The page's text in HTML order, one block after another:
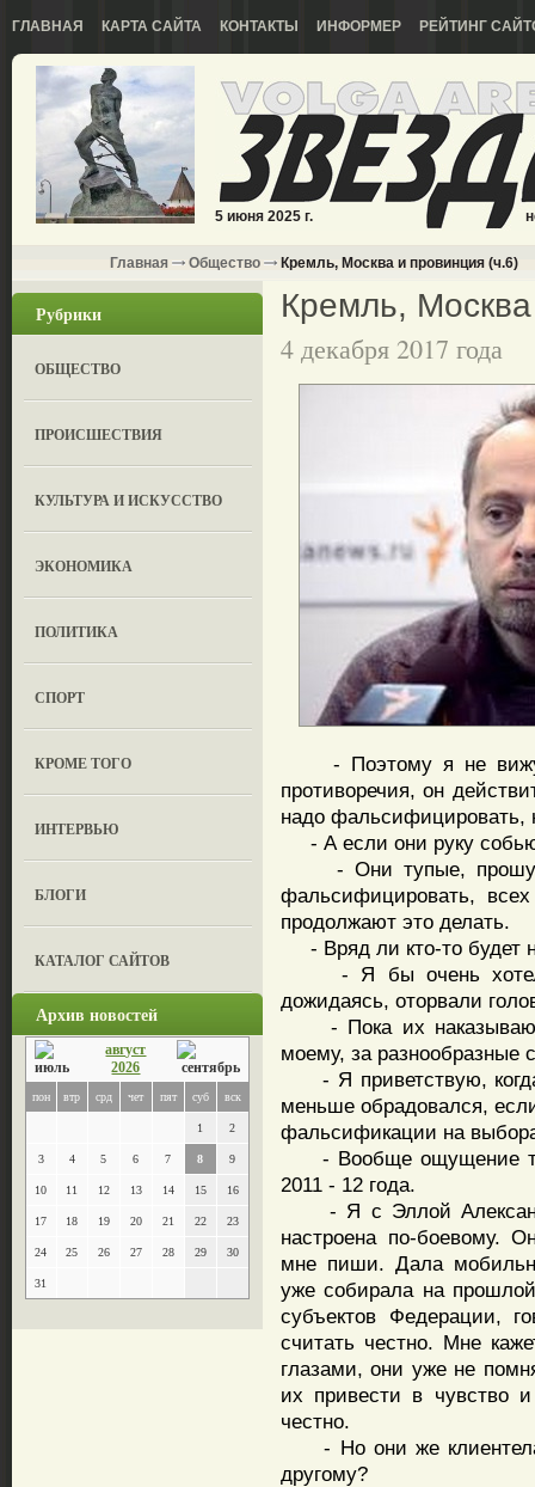
ГЛАВНАЯ КАРТА САЙТА КОНТАКТЫ ИНФОРМЕР РЕЙТИНГ
5 июня 2025 г.
Главная Общество Кремль, Москва и провинция (ч.6)
Рубрики
ОБЩЕСТВО
ПРОИСШЕСТВИЯ
КУЛЬТУРА И ИСКУССТВО
ЭКОНОМИКА
ПОЛИТИКА
СПОРТ
КРОМЕ ТОГО
ИНТЕРВЬЮ
БЛОГИ
КАТАЛОГ САЙТОВ
Архив новостей
август
2026
пон втр срд чет пят суб вск
1 2
3 4 5 6 7 8 9
10 11 12 13 14 15 16
17 18 19 20 21 22 23
24 25 26 27 28 29 30
31
Кремль,
4 декабря 2017 года
- Поэтому я не вижу
противоречия, он
надо фальсифицировать,
- А если они руку
- Они тупые, прошу
фальсифицировать,
продолжают это делать.
- Вряд ли кто-то будет
- Я бы очень хотел,
дожидаясь, оторвали
- Пока их наказывают,
моему, за разнообразные
- Я приветствую,
меньше обрадовался,
фальсификации на
- Вообще ощущение
2011 - 12 года.
- Я с Эллой
настроена по-боевому.
мне пиши. Дала
уже собирала на
субъектов Федерации,
считать честно. Мне
глазами, они уже не
их привести в чувство
честно.
- Но они же клиентела
другому?